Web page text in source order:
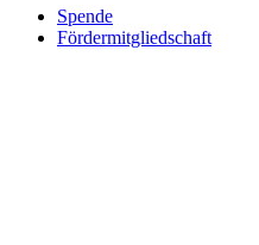
Spende
Fördermitgliedschaft